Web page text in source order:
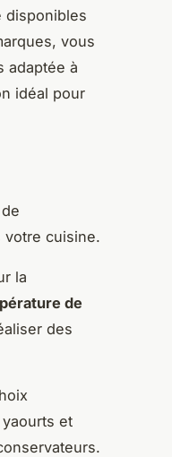
disponibles
vous
adaptée à
idéal pour
votre cuisine.
la
de
des
et